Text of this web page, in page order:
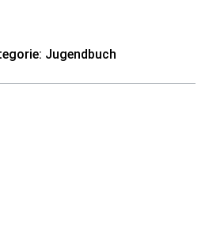
Jugendbuch